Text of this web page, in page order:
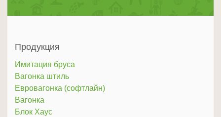
Продукция
Имитация бруса
Вагонка штиль
Евровагонка (софтлайн)
Вагонка
Блок Хаус